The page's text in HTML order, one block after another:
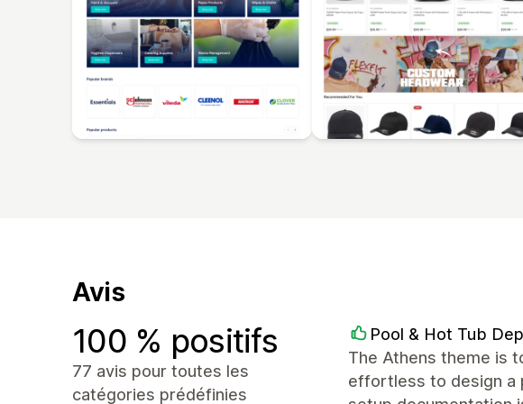
Avis
100 % positifs
77 avis pour toutes les
catégories prédéfinies
Pool & Hot Tub
The Athens theme is
effortless to design a